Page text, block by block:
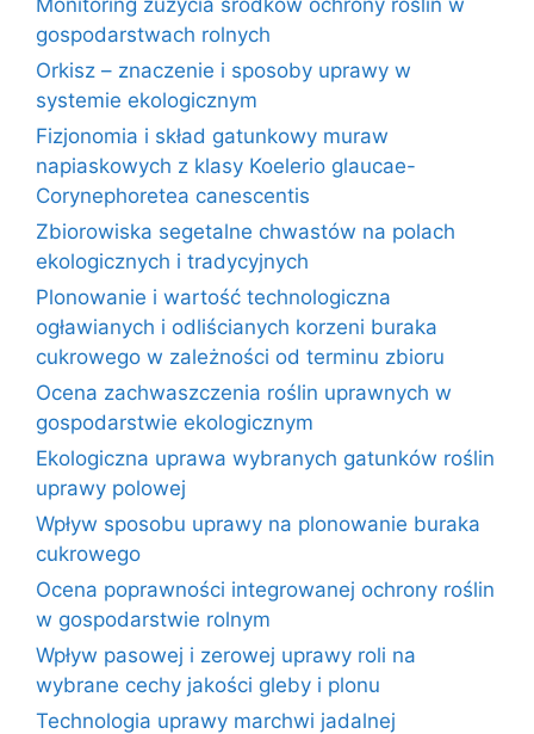
Monitoring zużycia środków ochrony roślin w
gospodarstwach rolnych
Orkisz – znaczenie i sposoby uprawy w
systemie ekologicznym
Fizjonomia i skład gatunkowy muraw
napiaskowych z klasy Koelerio glaucae-
Corynephoretea canescentis
Zbiorowiska segetalne chwastów na polach
ekologicznych i tradycyjnych
Plonowanie i wartość technologiczna
ogławianych i odliścianych korzeni buraka
cukrowego w zależności od terminu zbioru
Ocena zachwaszczenia roślin uprawnych w
gospodarstwie ekologicznym
Ekologiczna uprawa wybranych gatunków roślin
uprawy polowej
Wpływ sposobu uprawy na plonowanie buraka
cukrowego
Ocena poprawności integrowanej ochrony roślin
w gospodarstwie rolnym
Wpływ pasowej i zerowej uprawy roli na
wybrane cechy jakości gleby i plonu
Technologia uprawy marchwi jadalnej